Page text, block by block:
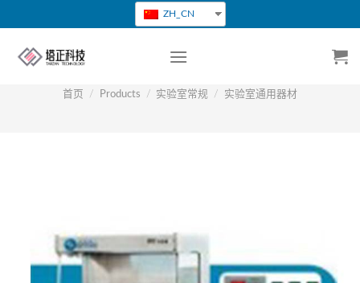
转
ZH_CN
首页 / Products / 实验室常规 / 实验室通用器材